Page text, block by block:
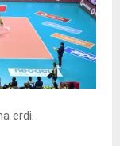
erdi.